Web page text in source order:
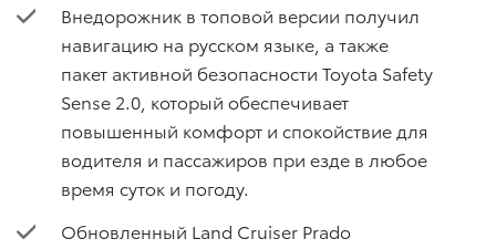
Внедорожник в топовой версии получил
навигацию на русском языке, а также
пакет активной безопасности Toyota Safety
Sense 2.0, который обеспечивает
повышенный комфорт и спокойствие для
водителя и пассажиров при езде в любое
время суток и погоду.
Обновленный Land Cruiser Prado